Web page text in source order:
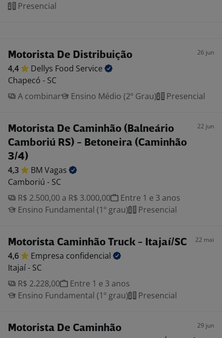
Presencial
Motorista De Distribuição 26 jun
4,4 Dellys Food Service
Chapecó - SC
A combinar
Ensino Médio (2º Grau) Presencial
Motorista De Caminhão (Balneário
Camboriú RS) - Betoneira (Caminhão
3/4)
22 jun
4,3 BM Vagas
Camboriú - SC
R$ 2.500,00 a R$ 3.000,00
Entre 1 e 3 anos
Ensino Fundamental (1º grau)
Presencial
Motorista Caminhão Truck - Itajaí/SC 22 mai
4,6 Empresa confidencial
Itajaí - SC
R$ 2.228,00
Entre 1 e 3 anos
Ensino Fundamental (1º grau)
Presencial
Motorista De Caminhão 29 jun